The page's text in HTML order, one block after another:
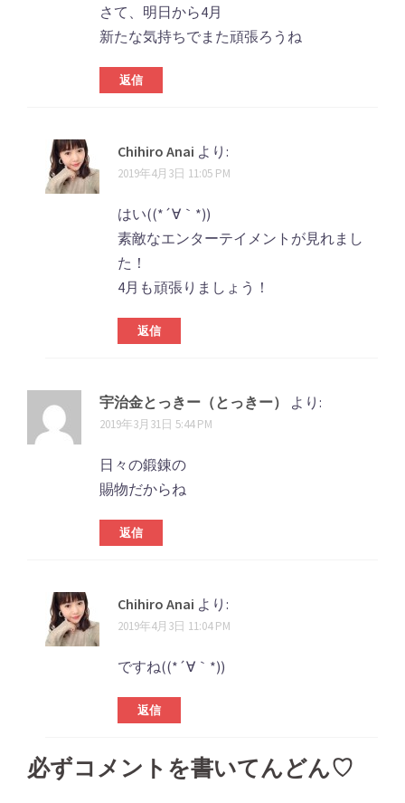
さて、明日から4月
新たな気持ちでまた頑張ろうね
返信
Chihiro Anai より:
2019年4月3日 11:05 PM
はい((*´∀｀*))
素敵なエンターテイメントが見れまし
た！
4月も頑張りましょう！
返信
宇治金とっきー（とっきー） より:
2019年3月31日 5:44 PM
日々の鍛錬の
賜物だからね
返信
Chihiro Anai より:
2019年4月3日 11:04 PM
ですね((*´∀｀*))
返信
必ずコメントを書いてんどん♡